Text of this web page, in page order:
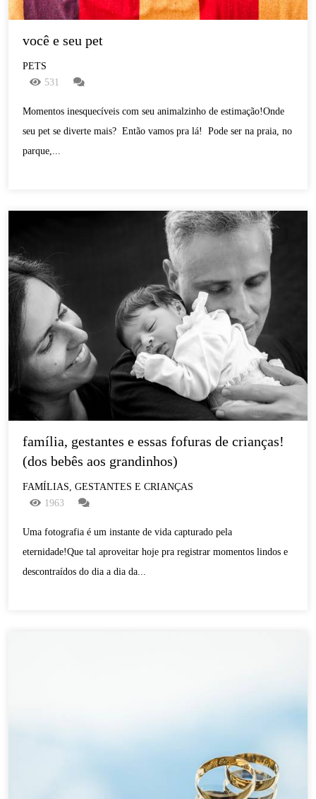
você e seu pet
PETS
531
Momentos inesquecíveis com seu animalzinho de estimação!Onde
seu pet se diverte mais? Então vamos pra lá! Pode ser na praia, no
parque,...
família, gestantes e essas fofuras de crianças!
(dos bebês aos grandinhos)
FAMÍLIAS, GESTANTES E CRIANÇAS
1963
Uma fotografia é um instante de vida capturado pela
eternidade!Que tal aproveitar hoje pra registrar momentos lindos e
descontraídos do dia a dia da...